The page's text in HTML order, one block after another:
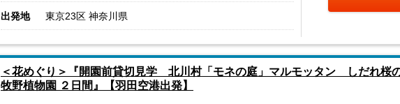
出発地 東京23区 神奈川県
＜花めぐり＞『開園前貸切見学 北川村「モネの庭」マルモッタン しだれ桜
牧野植物園 ２日間』【羽田空港出発】